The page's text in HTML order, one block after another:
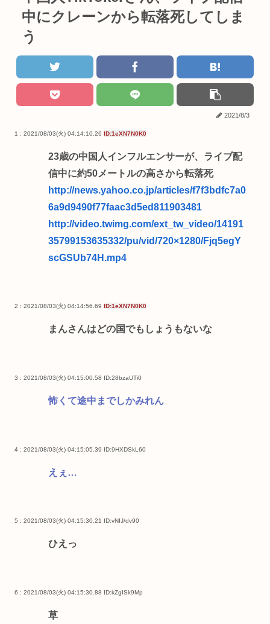
中にクレーンから転落死してしま
う
2021/8/3
1 : 2021/08/03(火) 04:14:10.26 ID:1eXN7N0K0
23歳の中国人インフルエンサーが、ライブ配
信中に約50メートルの高さから転落死
http://news.yahoo.co.jp/articles/f7f3bdfc7a0
6a9d9490f77faac3d5ed811903481
http://video.twimg.com/ext_tw_video/14191
35799153635332/pu/vid/720×1280/Fjq5egY
scGSUb74H.mp4
2 : 2021/08/03(火) 04:14:56.69 ID:1eXN7N0K0
まんさんはどの国でもしょうもないな
3 : 2021/08/03(火) 04:15:00.58 ID:28bzaUTi0
怖くて途中までしかみれん
4 : 2021/08/03(火) 04:15:05.39 ID:9HXDSkL60
えぇ…
5 : 2021/08/03(火) 04:15:30.21 ID:vNIJ/dv90
ひえっ
6 : 2021/08/03(火) 04:15:30.88 ID:kZgISk9Mp
草